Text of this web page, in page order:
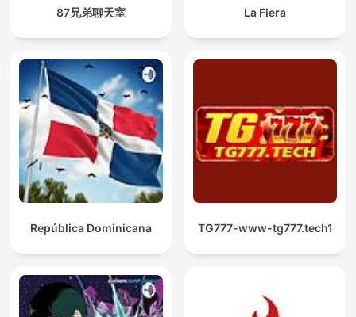
87兄弟聊天室 La Fiera
República Dominicana TG777-www-tg777.tech1